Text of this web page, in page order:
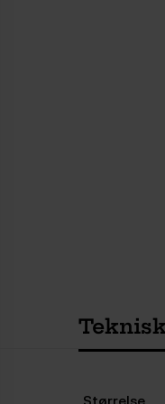
Størrelse